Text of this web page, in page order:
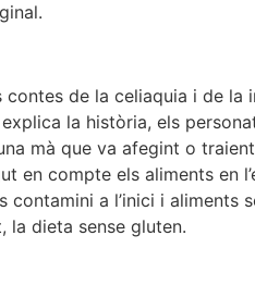
contes de la celiaquia i de
la història, els
mà que va afegint o
en compte els aliments en
contamini a l’inici i aliments
la dieta sense gluten.